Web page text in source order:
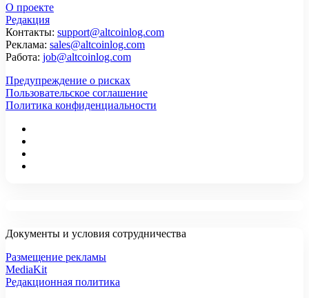
О проекте
Редакция
Контакты: support@altcoinlog.com
Реклама: sales@altcoinlog.com
Работа: job@altcoinlog.com
Предупреждение о рисках
Пользовательское соглашение
Политика конфиденциальности
Документы и условия сотрудничества
Размещение рекламы
MediaKit
Редакционная политика